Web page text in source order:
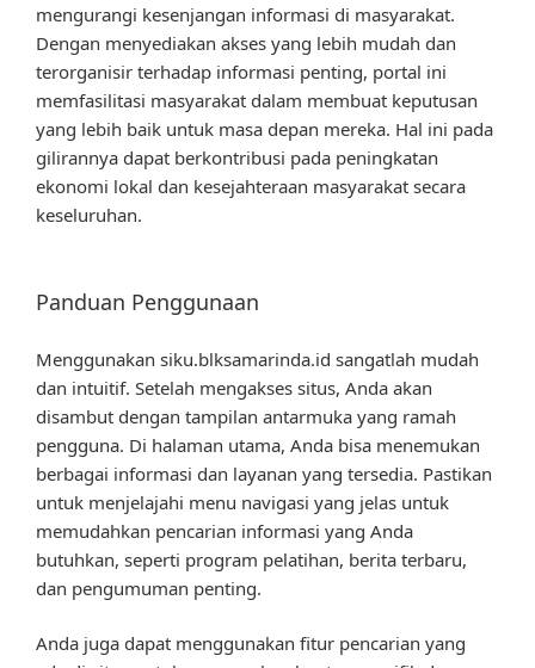
mengurangi kesenjangan informasi di masyarakat.
Dengan menyediakan akses yang lebih mudah dan
terorganisir terhadap informasi penting, portal ini
memfasilitasi masyarakat dalam membuat keputusan
yang lebih baik untuk masa depan mereka. Hal ini pada
gilirannya dapat berkontribusi pada peningkatan
ekonomi lokal dan kesejahteraan masyarakat secara
keseluruhan.
Panduan Penggunaan
Menggunakan siku.blksamarinda.id sangatlah mudah
dan intuitif. Setelah mengakses situs, Anda akan
disambut dengan tampilan antarmuka yang ramah
pengguna. Di halaman utama, Anda bisa menemukan
berbagai informasi dan layanan yang tersedia. Pastikan
untuk menjelajahi menu navigasi yang jelas untuk
memudahkan pencarian informasi yang Anda
butuhkan, seperti program pelatihan, berita terbaru,
dan pengumuman penting.
Anda juga dapat menggunakan fitur pencarian yang